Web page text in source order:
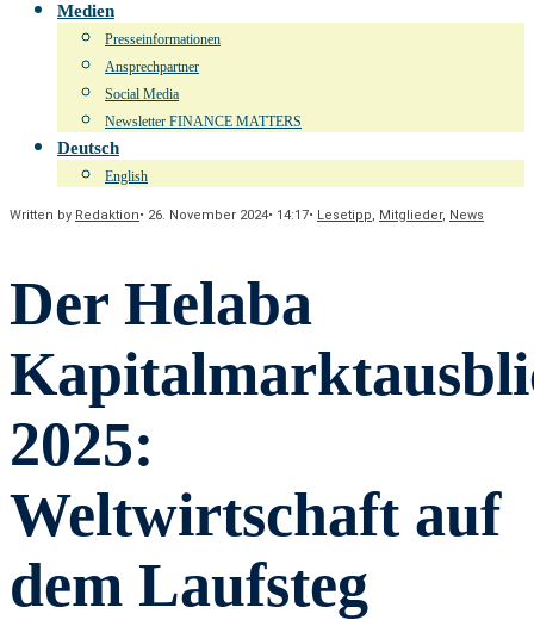
Medien
Presseinformationen
Ansprechpartner
Social Media
Newsletter FINANCE MATTERS
Deutsch
English
Written by Redaktion• 26. November 2024• 14:17• Lesetipp, Mitglieder, News
Der Helaba
2025:
Weltwirtschaft auf
dem Laufsteg